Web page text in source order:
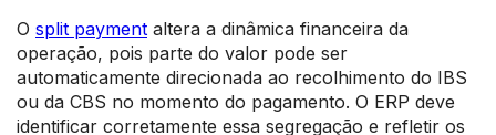
O split payment altera a dinâmica financeira da
operação, pois parte do valor pode ser
automaticamente direcionada ao recolhimento do IBS
ou da CBS no momento do pagamento. O ERP deve
identificar corretamente essa segregação e refletir os